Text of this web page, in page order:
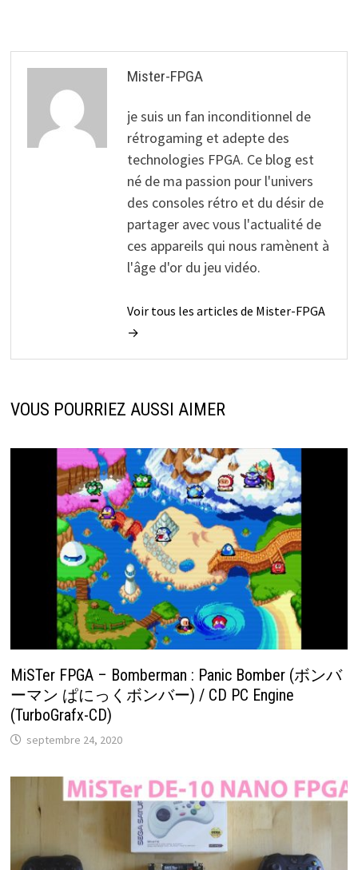
Mister-FPGA
je suis un fan inconditionnel de
rétrogaming et adepte des
technologies FPGA. Ce blog est
né de ma passion pour l'univers
des consoles rétro et du désir de
partager avec vous l'actualité de
ces appareils qui nous ramènent à
l'âge d'or du jeu vidéo.
Voir tous les articles de Mister-FPGA
→
VOUS POURRIEZ AUSSI AIMER
MiSTer FPGA – Bomberman : Panic Bomber (ボンバ
ーマン ぱにっくボンバー) / CD PC Engine
(TurboGrafx-CD)
septembre 24, 2020